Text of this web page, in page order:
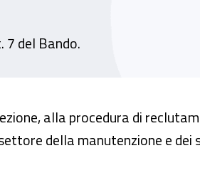
7 del Bando.
alla procedura di
della manutenzione e dei